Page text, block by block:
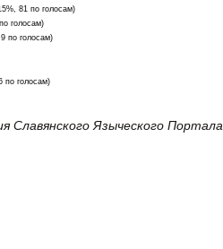
81 по голосам)
голосам)
по голосам)
по голосам)
Славянского Языческого Портала.